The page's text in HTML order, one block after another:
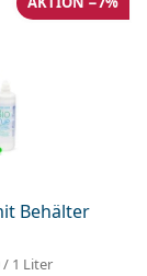
Behälter
/ 1 Liter